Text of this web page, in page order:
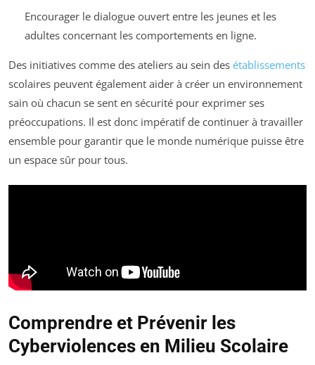
Encourager le dialogue ouvert entre les jeunes et les
adultes concernant les comportements en ligne.
Des initiatives comme des ateliers au sein des établissements
scolaires peuvent également aider à créer un environnement
sain où chacun se sent en sécurité pour exprimer ses
préoccupations. Il est donc impératif de continuer à travailler
ensemble pour garantir que le monde numérique puisse être
un espace sûr pour tous.
Comprendre et Prévenir les
Cyberviolences en Milieu Scolaire